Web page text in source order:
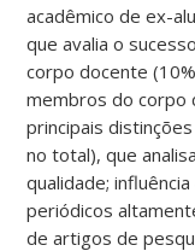
acadêmico de ex-
que avalia o
corpo docente
membros do corpo
principais
no total), que
qualidade;
periódicos
de artigos de